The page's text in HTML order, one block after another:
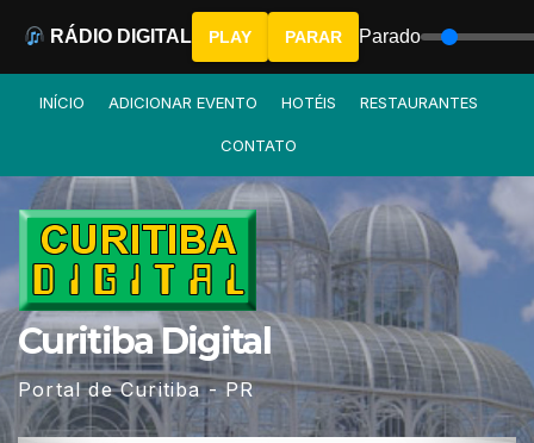
INÍCIO ADICIONAR EVENTO HOTÉIS RESTAURANTES
CONTATO
Curitiba Digital
Portal de Curitiba - PR
RÁDIO DIGITAL PLAY PARAR Parado